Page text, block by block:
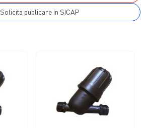
Solicita publicare in SICAP